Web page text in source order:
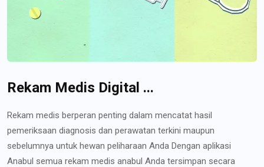
Rekam Medis Digital ...
Rekam medis berperan penting dalam mencatat hasil
pemeriksaan diagnosis dan perawatan terkini maupun
sebelumnya untuk hewan peliharaan Anda Dengan aplikasi
Anabul semua rekam medis anabul Anda tersimpan secara